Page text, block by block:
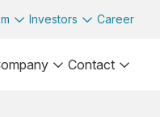
Investors Career
Contact